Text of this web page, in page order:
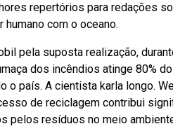
repertórios para redações
com o oceano.
pela suposta realização,
dos incêndios atinge 80%
o país. A cientista karla longo.
de reciclagem contribui
pelos resíduos no meio